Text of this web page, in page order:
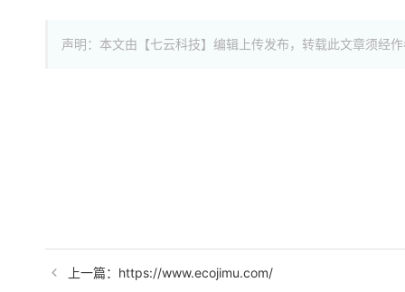
声明：本文由【七云科技】编辑上传发布，转载此文章须经
上一篇：https://www.ecojimu.com/